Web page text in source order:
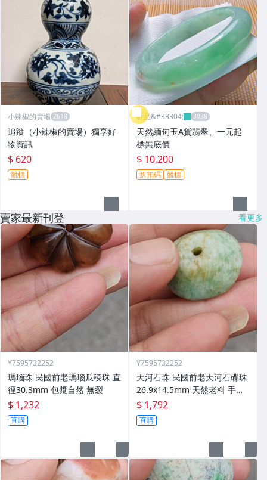
小辣椒的賣場
追蹤（小辣椒的賣場）獨享好
物資訊
$ 620
競標
昕品&#33304;
天然緬甸玉A貨翡翠、一元起
標無底價
$ 10,200
折扣碼 競標
賣家最新刊登 看更多
Y7595732252
瑪瑙珠 民國前老瑪瑙瓜稜珠 直
徑30.3mm 包漿自然 無裂
$ 1,232
直購
Y7595732252
天河石珠 民國前老天河石碟珠
26.9x14.5mm 天然老料 手工
打孔
$ 1,792
直購